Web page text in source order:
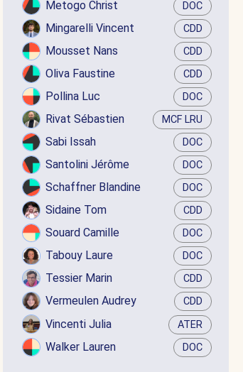
Metogo Christ DOC
Mingarelli Vincent CDD
Mousset Nans CDD
Oliva Faustine CDD
Pollina Luc DOC
Rivat Sébastien MCF LRU
Sabi Issah DOC
Santolini Jérôme DOC
Schaffner Blandine DOC
Sidaine Tom CDD
Souard Camille DOC
Tabouy Laure DOC
Tessier Marin CDD
Vermeulen Audrey CDD
Vincenti Julia ATER
Walker Lauren DOC